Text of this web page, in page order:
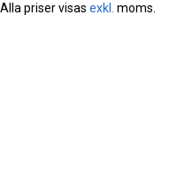
Alla priser visas exkl. moms.